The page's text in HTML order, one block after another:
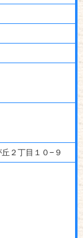
２丁目１０−９